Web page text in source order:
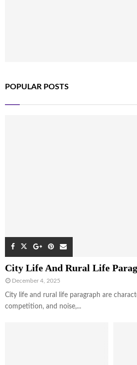
POPULAR POSTS
City Life And Rural Life
December 4, 2025
City life and rural life paragraph are
competition, and noise,...